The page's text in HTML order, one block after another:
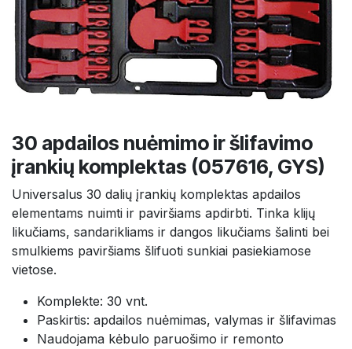
30 apdailos nuėmimo ir šlifavimo
įrankių komplektas (057616, GYS)
Universalus 30 dalių įrankių komplektas apdailos
elementams nuimti ir paviršiams apdirbti. Tinka klijų
likučiams, sandarikliams ir dangos likučiams šalinti bei
smulkiems paviršiams šlifuoti sunkiai pasiekiamose
vietose.
Komplekte: 30 vnt.
Paskirtis: apdailos nuėmimas, valymas ir šlifavimas
Naudojama kėbulo paruošimo ir remonto